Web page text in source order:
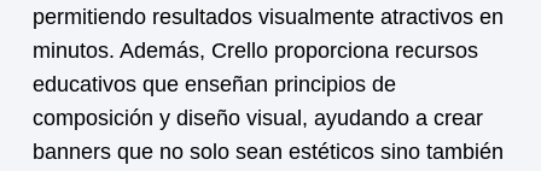
permitiendo resultados visualmente atractivos en
minutos. Además, Crello proporciona recursos
educativos que enseñan principios de
composición y diseño visual, ayudando a crear
banners que no solo sean estéticos sino también